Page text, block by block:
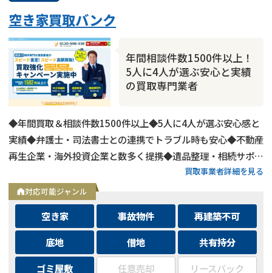
空き家買取バンク
年間相談件数1500件以上！
5人に4人が選ぶ安心と実績
の買取専門業者
◆年間買取＆相談件数1500件以上◆5人に4人が選ぶ安心感と
実績◆弁護士・司法書士との連携でトラブル時も安心◆不動産
再生企業・海外投資企業と数多く提携◆遺品整理・相続サポー
トも可能◆メールとLINEは24時間相談受付中買取事業者詳細を見る
対応可能ジャンル
空き家 事故物件
再建築不可
底地
借地
共有持分
ゴミ屋敷
任意売却 リースバック
事故物件 の売却でお悩みならこちら
営業時間外 （メール問合せなら24時間受付）
0120-543-357 メール